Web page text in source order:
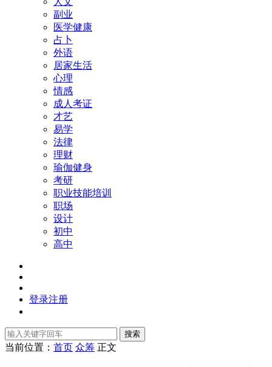
副业
医学健康
占卜
外语
居家生活
心理
情感
成人考证
才艺
易学
法律
理财
瑜伽健身
考研
职业技能培训
职场
设计
初中
高中
登录注册
搜索
当前位置： 首页 众筹 正文